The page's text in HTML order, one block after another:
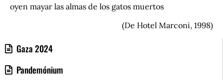
Gaza 2024
Pandemónium
oyen mayar las almas de los gatos muertos
(De Hotel Marconi, 1998)